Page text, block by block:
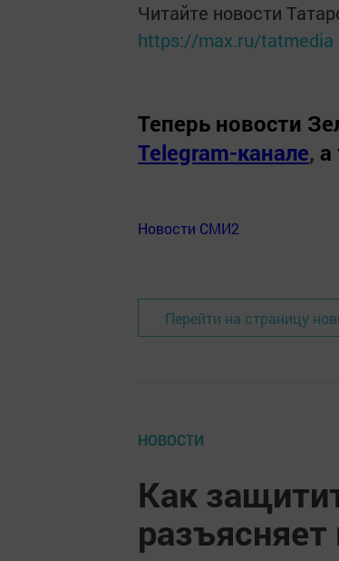
Читайте новости
https://max.ru/tatmedia
Теперь новости
Telegram-канале, а
Новости СМИ2
Перейти на страницу
НОВОСТИ
Как
разъясняет